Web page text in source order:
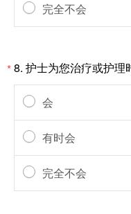
完全不会
*8. 护士为您治疗或护理
会
有时会
完全不会